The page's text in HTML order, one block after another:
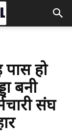
पास हो
बनी
संघ